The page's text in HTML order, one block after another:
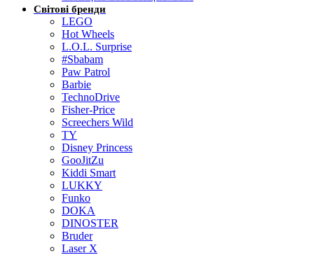
Світові бренди
LEGO
Hot Wheels
L.O.L. Surprise
#Sbabam
Paw Patrol
Barbie
TechnoDrive
Fisher-Price
Screechers Wild
TY
Disney Princess
GooJitZu
Kiddi Smart
LUKKY
Funko
DOKA
DINOSTER
Bruder
Laser X